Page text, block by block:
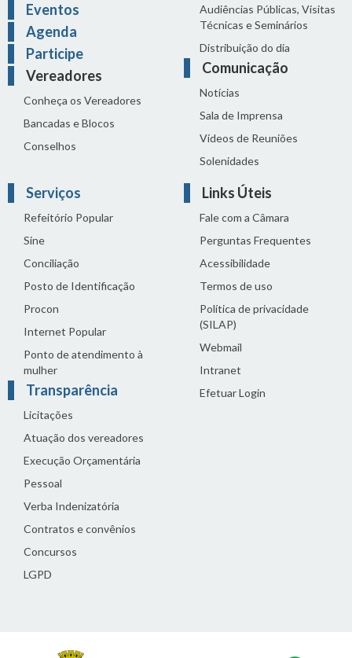
Eventos
Agenda
Participe
Vereadores
Conheça os Vereadores
Bancadas e Blocos
Conselhos
Audiências Públicas, Visitas
Técnicas e Seminários
Distribuição do dia
Comunicação
Notícias
Sala de Imprensa
Vídeos de Reuniões
Solenidades
Serviços
Refeitório Popular
Sine
Conciliação
Posto de Identificação
Procon
Internet Popular
Ponto de atendimento à
mulher
Transparência
Licitações
Atuação dos vereadores
Execução Orçamentária
Pessoal
Verba Indenizatória
Contratos e convênios
Concursos
LGPD
Links Úteis
Fale com a Câmara
Perguntas Frequentes
Acessibilidade
Termos de uso
Política de privacidade
(SILAP)
Webmail
Intranet
Efetuar Login